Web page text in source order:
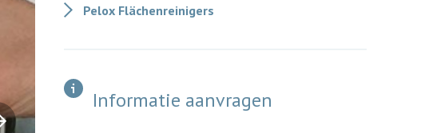
Pelox Flächenreinigers
Informatie aanvragen